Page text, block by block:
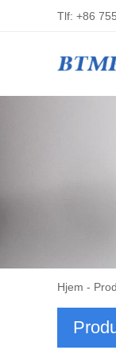
Tlf: +86
Hjem -